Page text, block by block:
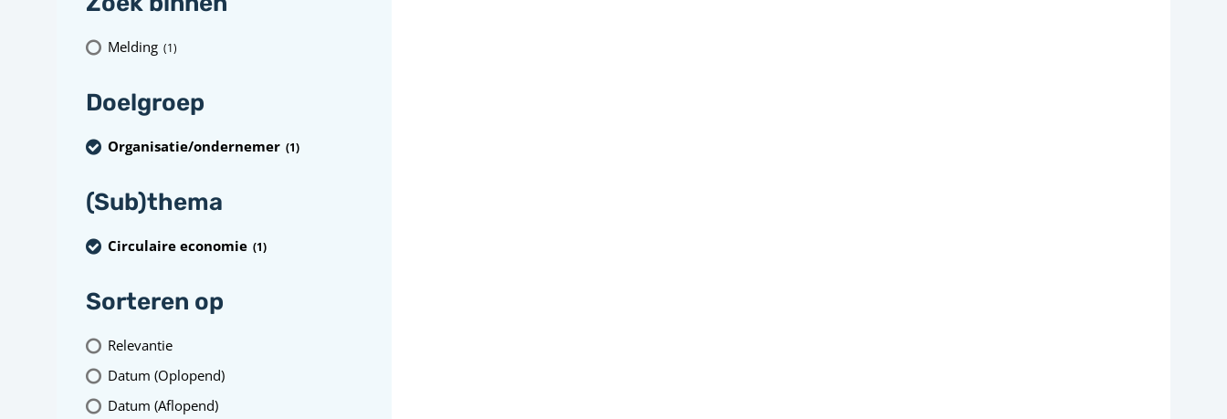
Melding (1)
Doelgroep
Organisatie/ondernemer (1)
(Sub)thema
Circulaire economie (1)
Sorteren op
Relevantie
Datum (Oplopend)
Datum (Aflopend)